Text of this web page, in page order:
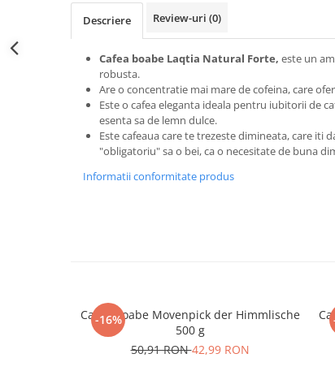
Descriere Review-uri (0)
Cafea boabe Laqtia Natural Forte, este un
robusta.
Are o concentratie mai mare de cofeina, care
Este o cafea eleganta ideala pentru iubitorii de
esenta sa de lemn dulce.
Este cafeaua care te trezeste dimineata, care iti
"obligatoriu" sa o bei, ca o necesitate de buna
Informatii conformitate produs
-16%
Cafea boabe Movenpick der Himmlische
500 g
50,91 RON42,99 RON